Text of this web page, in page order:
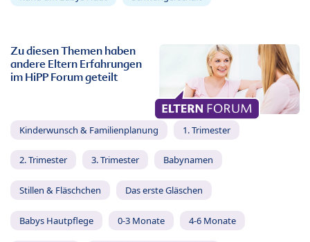
Zu diesen Themen haben
andere Eltern Erfahrungen
im HiPP Forum geteilt
Kinderwunsch & Familienplanung 1. Trimester
2. Trimester 3. Trimester Babynamen
Stillen & Fläschchen Das erste Gläschen
Babys Hautpflege 0-3 Monate 4-6 Monate